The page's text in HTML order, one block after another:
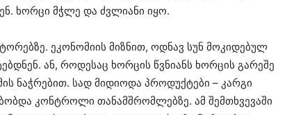
ხორცი მჭლე და ძვლიანი იყო.
ეკონომიის მიზნით, ოდნავ სუნ მოკიდებულ
ან, როდესაც ხორცის წვნიანს ხორცის გარეშე
ნაჭრებით. სად მიდიოდა პროდუქტები – კარგი
კონტროლი თანამშრომლებზე. ამ შემთხვევაში